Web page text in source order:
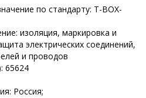
по стандарту: Т-BOX-
изоляция, маркировка и
электрических соединений,
и проводов
65624
Россия;